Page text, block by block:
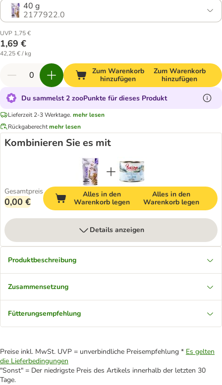
40 g
2177922.0
UVP 1,75 €
1,69 €
42,25 € / kg
Zum Warenkorb
hinzufügen
Zum Warenkorb
hinzufügen
Du sammelst 2 zooPunkte für dieses Produkt
Lieferzeit 2-3 Werktage. mehr lesen
Rückgaberechtmehr lesen
Kombinieren Sie es mit
Gesamtpreis
0,00 €
Alles in den
Warenkorb legen
Alles in den
Warenkorb legen
Details anzeigen
Produktbeschreibung
Zusammensetzung
Fütterungsempfehlung
Preise inkl. MwSt. UVP = unverbindliche Preisempfehlung * Es gelten
die Lieferbedingungen
"Sonst" = Der niedrigste Preis des Artikels innerhalb der letzten 30
Tage.